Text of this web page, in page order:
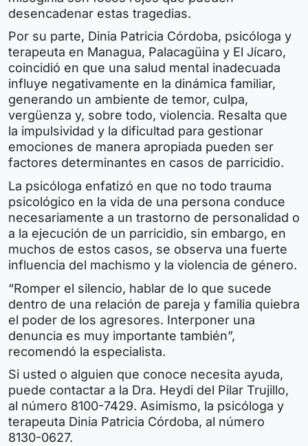
desencadenar estas tragedias.
Por su parte, Dinia Patricia Córdoba, psicóloga y
terapeuta en Managua, Palacagüina y El Jícaro,
coincidió en que una salud mental inadecuada
influye negativamente en la dinámica familiar,
generando un ambiente de temor, culpa,
vergüenza y, sobre todo, violencia. Resalta que
la impulsividad y la dificultad para gestionar
emociones de manera apropiada pueden ser
factores determinantes en casos de parricidio.
La psicóloga enfatizó en que no todo trauma
psicológico en la vida de una persona conduce
necesariamente a un trastorno de personalidad o
a la ejecución de un parricidio, sin embargo, en
muchos de estos casos, se observa una fuerte
influencia del machismo y la violencia de género.
“Romper el silencio, hablar de lo que sucede
dentro de una relación de pareja y familia quiebra
el poder de los agresores. Interponer una
denuncia es muy importante también”,
recomendó la especialista.
Si usted o alguien que conoce necesita ayuda,
puede contactar a la Dra. Heydi del Pilar Trujillo,
al número 8100-7429. Asimismo, la psicóloga y
terapeuta Dinia Patricia Córdoba, al número
8130-0627.